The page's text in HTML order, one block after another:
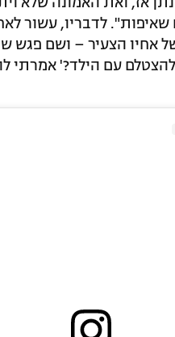
לדבריו, עשור
אחיו הצעיר – ושם
עם הילד?' אמרתי